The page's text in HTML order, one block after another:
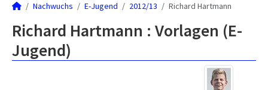
Nachwuchs E-Jugend 2012/13 Richard Hartmann
Richard Hartmann : Vorlagen (E-
Jugend)